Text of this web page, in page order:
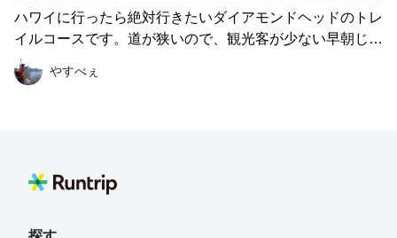
ハワイに行ったら絶対行きたいダイアモンドヘッドのトレ
イルコースです。道が狭いので、観光客が少ない早朝じゃ
ないとただの山登りになってしまいます。 頂上ではワイ
キキビーチを見下ろし360度絶景が広がります。 拠点のバ
やすべぇ